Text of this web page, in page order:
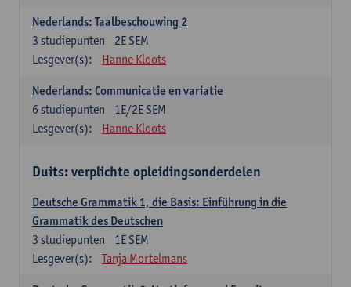
Nederlands: Taalbeschouwing 2
2E SEM
3 studiepunten
Lesgever(s):
Hanne Kloots
Nederlands: Communicatie en variatie
1E/2E SEM
6 studiepunten
Lesgever(s):
Hanne Kloots
Duits: verplichte opleidingsonderdelen
Deutsche Grammatik 1, die Basis: Einführung in die
Grammatik des Deutschen
1E SEM
3 studiepunten
Lesgever(s):
Tanja Mortelmans